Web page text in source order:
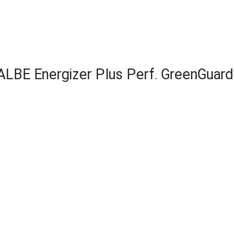
Energizer Plus Perf. GreenGuard